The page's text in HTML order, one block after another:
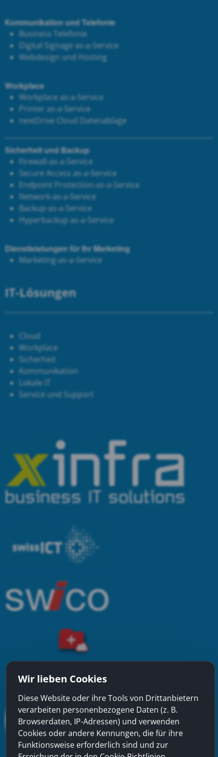
Kommunikation und Telefonie
Business Telefonie
Digital Signage as-a-Service
Webdesign und Hosting
Workplace
Workplace as-a-Service
Printer as-a-Service
nextDrive Cloud Datenablage
Sicherheit und Backup
Firewall-as-a-Service
Secure Access as-a-Service
Endpoint Protection-as-a-Service
Network-as-a-Service
Backup-as-a-Service
Hyperbackup as-a-Service
Dienstleistungen für Ihr Marketing
Marketing-as-a-Service
IT-Lösungen
Cloud
Workplace
Sicherheit
Kommunikation
Lokale IT
Service und Support
Wir lieben Cookies
Diese Website oder ihre Tools von Drittanbietern
verarbeiten personenbezogene Daten (z. B.
Browserdaten, IP-Adressen) und verwenden
Cookies oder andere Kennungen, die für ihre
Funktionsweise erforderlich sind und zur